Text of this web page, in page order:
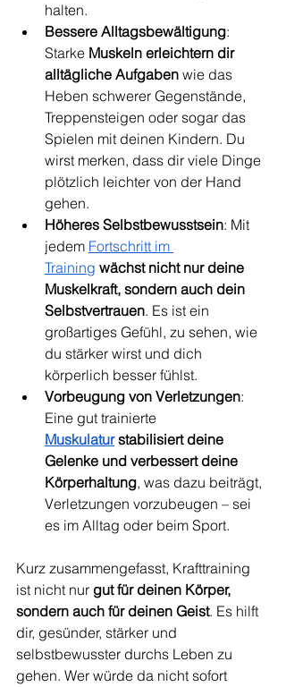
halten.
Bessere Alltagsbewältigung:
Starke Muskeln erleichtern dir
alltägliche Aufgaben wie das
Heben schwerer Gegenstände,
Treppensteigen oder sogar das
Spielen mit deinen Kindern. Du
wirst merken, dass dir viele Dinge
plötzlich leichter von der Hand
gehen.
Höheres Selbstbewusstsein: Mit
jedem Fortschritt im
Training wächst nicht nur deine
Muskelkraft, sondern auch dein
Selbstvertrauen. Es ist ein
großartiges Gefühl, zu sehen, wie
du stärker wirst und dich
körperlich besser fühlst.
Vorbeugung von Verletzungen:
Eine gut trainierte
Muskulatur stabilisiert deine
Gelenke und verbessert deine
Körperhaltung, was dazu beiträgt,
Verletzungen vorzubeugen – sei
es im Alltag oder beim Sport.
Kurz zusammengefasst, Krafttraining
ist nicht nur gut für deinen Körper,
sondern auch für deinen Geist. Es hilft
dir, gesünder, stärker und
selbstbewusster durchs Leben zu
gehen. Wer würde da nicht sofort